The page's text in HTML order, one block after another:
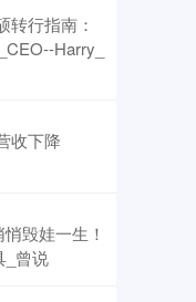
转行指南：
Harry_
收下降
毁娃一生！
_曾说